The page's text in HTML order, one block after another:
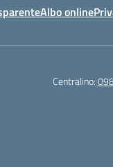
Albo online
Centralino: